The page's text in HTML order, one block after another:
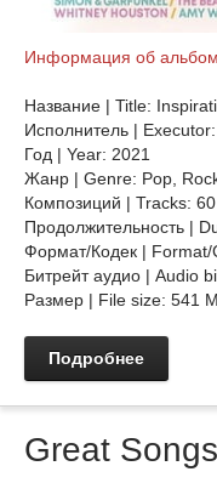
Информация об
Название | Title:
Исполнитель |
Год | Year: 2021
Жанр | Genre: Pop,
Композиций | Tracks: 60
Продолжительность |
Формат/Кодек | Format/
Битрейт аудио | Audio
Размер | File size: 541
Подробнее
Great